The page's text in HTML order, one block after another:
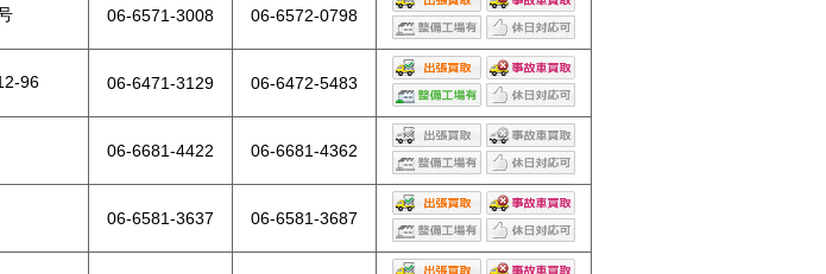
06-6571-3008 06-6572-0798
96 06-6471-3129 06-6472-5483
06-6681-4422 06-6681-4362
06-6581-3637 06-6581-3687